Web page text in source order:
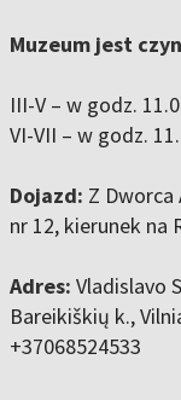
Muzeum jest
III-V – w godz.
VI-VII – w godz.
Dojazd: Z
nr 12, kierunek na
Adres: Vladislavo
Bareikiškių k.,
+37068524533